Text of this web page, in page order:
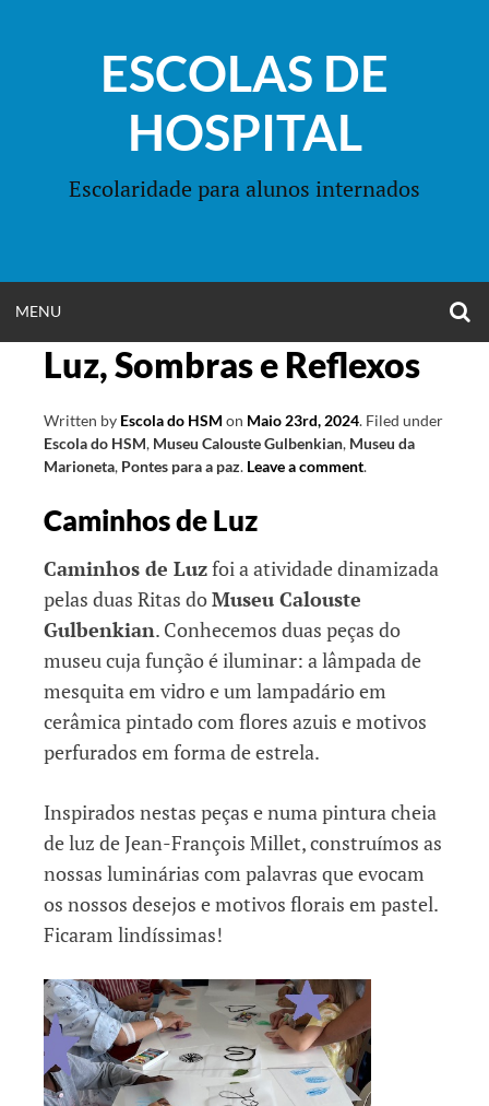
ESCOLAS DE
HOSPITAL
Escolaridade para alunos internados
MENU
MENU
Luz, Sombras e Reflexos
Written by Escola do HSM on Maio 23rd, 2024. Filed under
Escola do HSM, Museu Calouste Gulbenkian, Museu da
Marioneta, Pontes para a paz. Leave a comment.
Caminhos de Luz
Caminhos de Luzfoi a atividade dinamizada
pelas duas Ritas doMuseu Calouste
Gulbenkian. Conhecemos duas peças do
museu cuja função é iluminar: a lâmpada de
mesquita em vidro e um lampadário em
cerâmica pintado com flores azuis e motivos
perfurados em forma de estrela.
Inspirados nestas peças e numa pintura cheia
de luz de Jean-François Millet, construímos as
nossas luminárias com palavras que evocam
os nossos desejos e motivos florais em pastel.
Ficaram lindíssimas!